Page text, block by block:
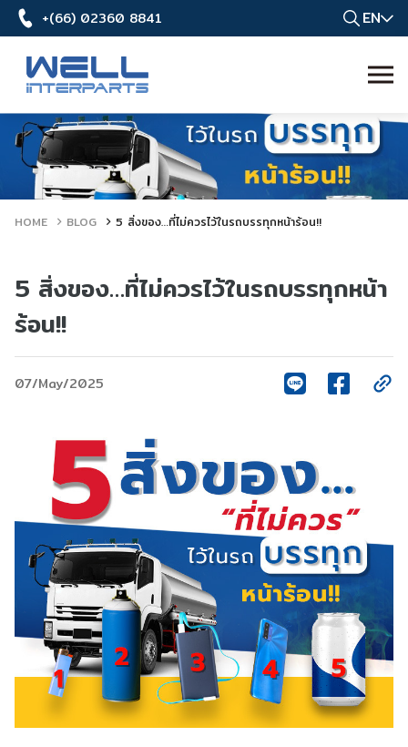
+(66) 02360 8841 EN
HOME BLOG 5 สิ่งของ…ที่ไม่ควรไว้ในรถบรรทุกหน้าร้อน!!
5 สิ่งของ…ที่ไม่ควรไว้ในรถบรรทุกหน้า
ร้อน!!
07/May/2025